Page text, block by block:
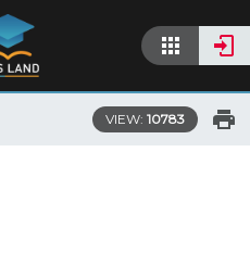
VIEW: 10783